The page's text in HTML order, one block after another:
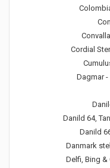
Cordial
Dagmar -
Danild 64,
Danild
Danmark
Delfi, Bing &